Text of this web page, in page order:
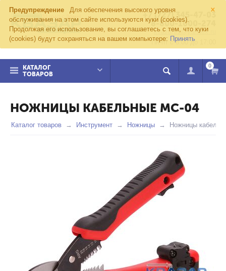
×
Предупреждение
Для обеспечения высокого уровня
обслуживания на этом сайте используются куки (cookies).
Продолжая его использование, вы соглашаетесь с тем, что куки
(cookies) будут сохраняться на вашем компьютере: Принять
+7 (727) 345-47-03
8-800-1000-274
kvazar91@yandex.ru
Пн-пт с 8:00 до 17:00
КАТАЛОГ
ТОВАРОВ
0
НОЖНИЦЫ КАБЕЛЬНЫЕ MC-04
Каталог товаров Инструмент Ножницы Ножницы